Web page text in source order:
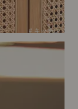
# キッチン